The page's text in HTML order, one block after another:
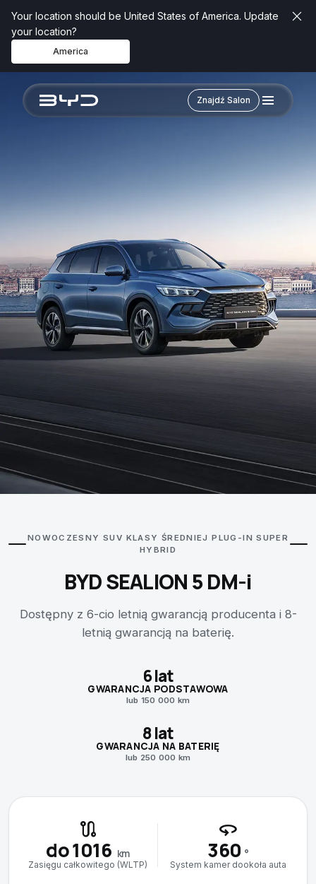
Your location should be United States of America. Update
your location?
America
Znajdź Salon
NOWOCZESNY SUV KLASY ŚREDNIEJ PLUG-IN SUPER
HYBRID
BYD SEALION 5 DM-i
Dostępny z 6-cio letnią gwarancją producenta i 8-
letnią gwarancją na baterię.
6 lat
GWARANCJA PODSTAWOWA
lub 150 000 km
8 lat
GWARANCJA NA BATERIĘ
lub 250 000 km
route
do 1016 km
Zasięgu całkowitego (WLTP)
360
360 °
System kamer dookoła auta